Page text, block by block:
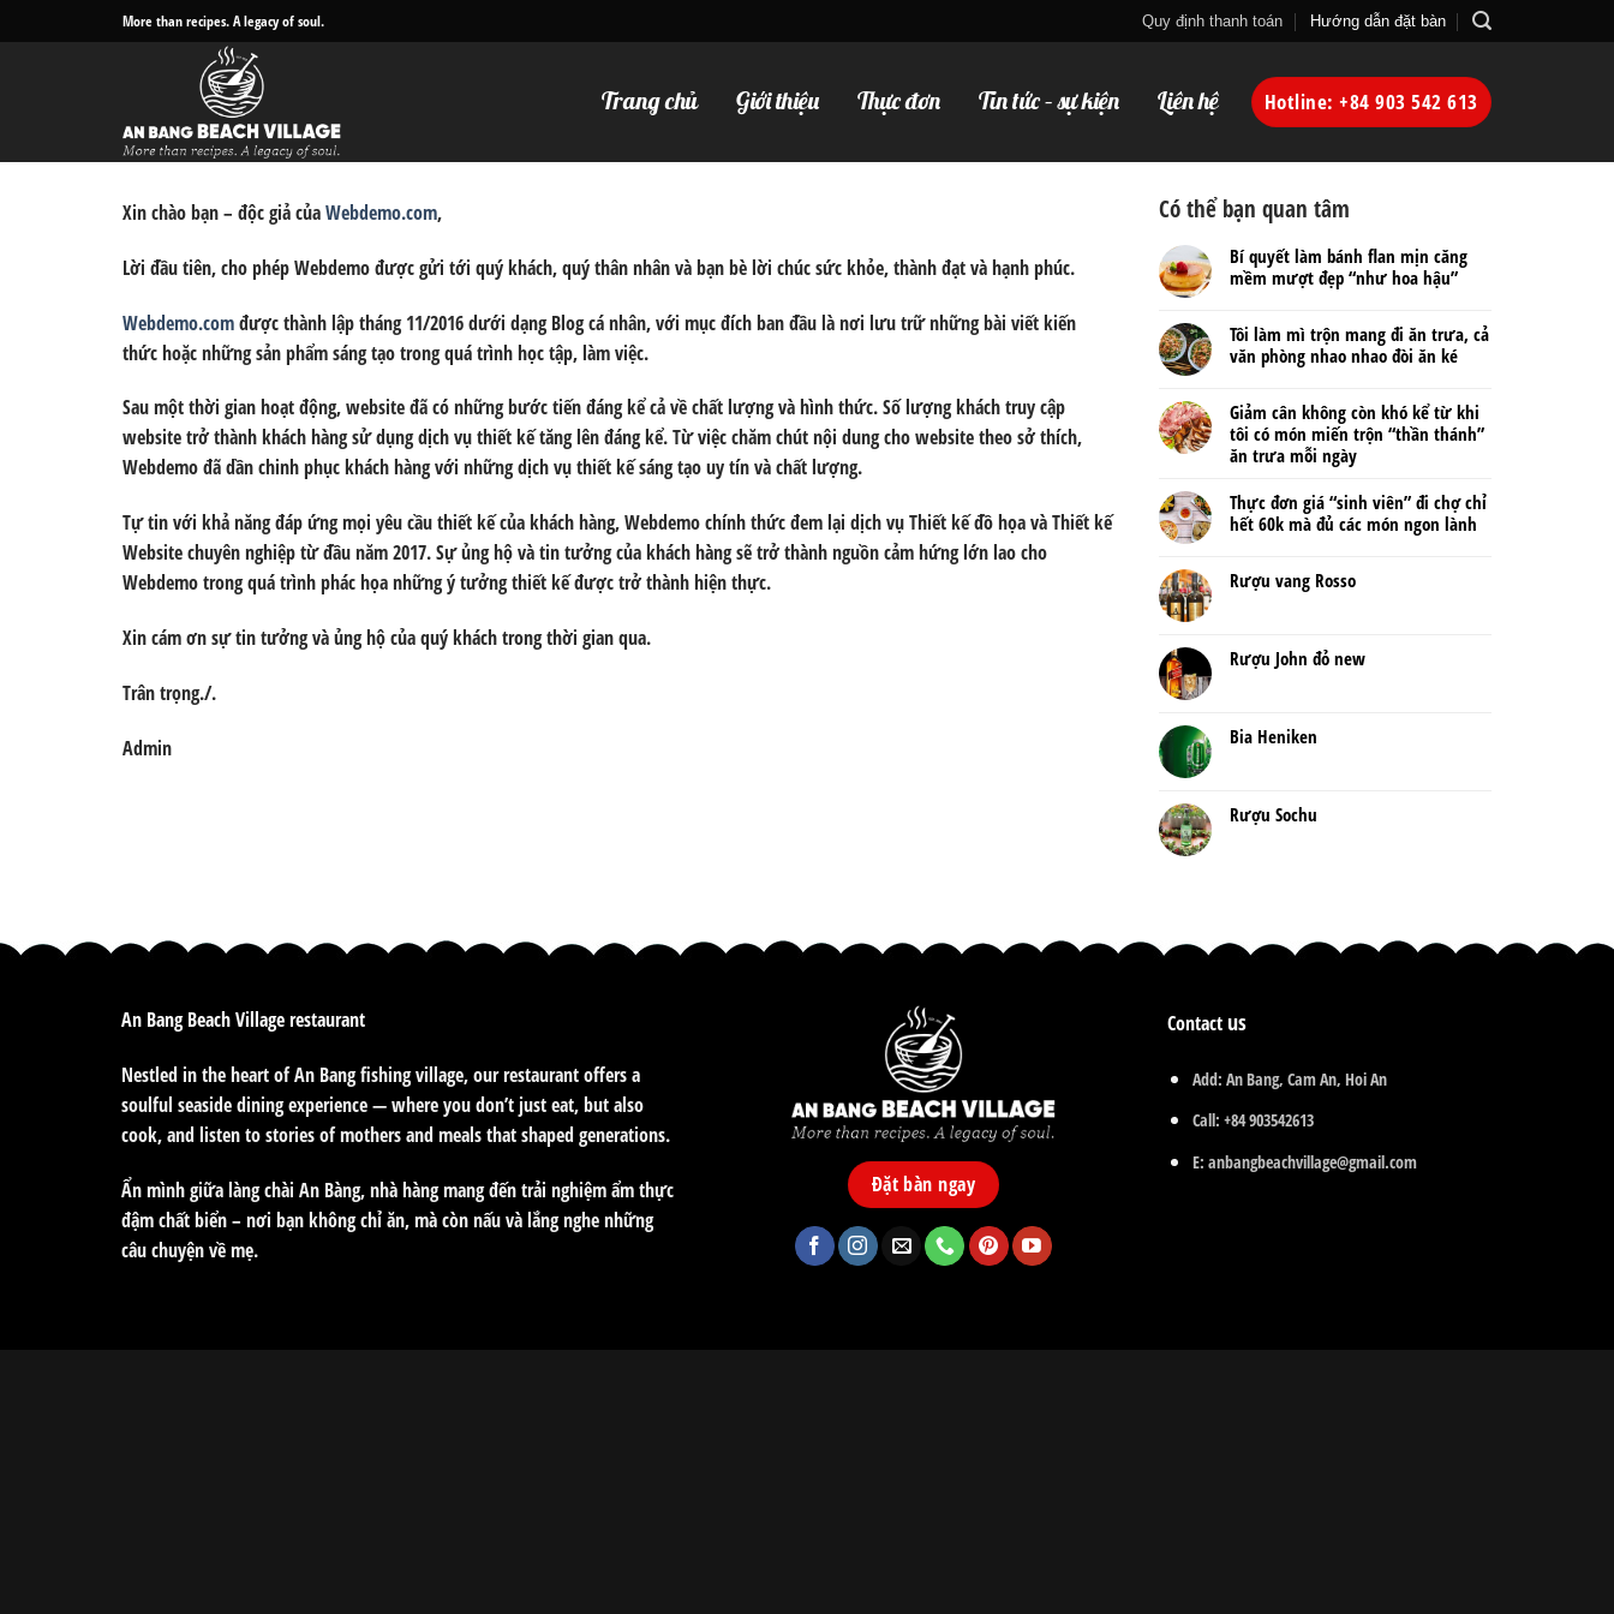
qua
More than recipes. A legacy of soul. Quy định thanh toán Hướng dẫn đặt bàn
Trang chủ Giới thiệu Thực đơn Tin tức – sự kiện Liên hệ Hotline: +84 903 542 613
Xin chào bạn – độc giả củaWebdemo.com,
Lời đầu tiên, cho phép Webdemo được gửi tới quý khách, quý thân nhân và bạn bè lời chúc sức khỏe, thành đạt và hạnh phúc.
Webdemo.comđược thành lập tháng 11/2016 dưới dạng Blog cá nhân, với mục đích ban đầu là nơi lưu trữ nhữngbài viết kiến
thứchoặc nhữngsản phẩm sáng tạotrong quá trình học tập, làm việc.
Sau một thời gian hoạt động, website đã có những bước tiến đáng kể cả về chất lượng và hình thức. Số lượng khách truy cập
website trở thành khách hàng sử dụng dịch vụ thiết kế tăng lên đáng kể. Từ việc chăm chút nội dung cho website theo sở thích,
Webdemo đã dần chinh phục khách hàng với những dịch vụ thiết kế sáng tạo uy tín và chất lượng.
Tự tin với khả năng đáp ứng mọi yêu cầu thiết kế của khách hàng, Webdemo chính thức đem lại dịch vụThiết kế đồ họavàThiết kế
Website chuyên nghiệptừ đầu năm 2017.Sự ủng hộ và tin tưởng của khách hàng sẽ trở thành nguồn cảm hứng lớn lao cho
Webdemo trong quá trình phác họa những ý tưởng thiết kế được trở thành hiện thực.
Xin cám ơn sự tin tưởng và ủng hộ của quý khách trong thời gian qua.
Trân trọng./.
Admin
Có thể bạn quan tâm
Bí quyết làm bánh flan mịn căng
mềm mượt đẹp “như hoa hậu”
Tôi làm mì trộn mang đi ăn trưa, cả
văn phòng nhao nhao đòi ăn ké
Giảm cân không còn khó kể từ khi
tôi có món miến trộn “thần thánh”
ăn trưa mỗi ngày
Thực đơn giá “sinh viên” đi chợ chỉ
hết 60k mà đủ các món ngon lành
Rượu vang Rosso
Rượu John đỏ new
Bia Heniken
Rượu Sochu
An Bang Beach Village restaurant
Nestled in the heart of An Bang fishing village, our restaurant offers a
soulful seaside dining experience — where you don’t just eat, but also
cook, and listen to stories of mothers and meals that shaped generations.
Ẩn mình giữa làng chài An Bàng, nhà hàng mang đến trải nghiệm ẩm thực
đậm chất biển – nơi bạn không chỉ ăn, mà còn nấu và lắng nghe những
câu chuyện về mẹ.
Đặt bàn ngay
Contactus
Add: An Bang, Cam An, Hoi An
Call: +84 903542613
E: anbangbeachvillage@gmail.com